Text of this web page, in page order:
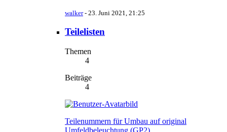
walker- 23. Juni 2021, 21:25
Teilelisten
Themen
4
Beiträge
4
Teilenummern für Umbau auf original